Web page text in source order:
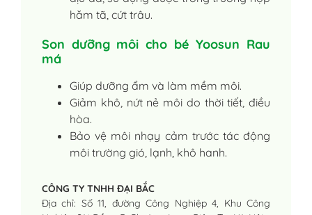
hăm tã, cứt trâu.
Son dưỡng môi cho bé Yoosun Rau
má
Giúp dưỡng ẩm và làm mềm môi.
Giảm khô, nứt nẻ môi do thời tiết, điều
hòa.
Bảo vệ môi nhạy cảm trước tác động
môi trường gió, lạnh, khô hanh.
CÔNG TY TNHH ĐẠI BẮC
Địa chỉ: Số 11, đường Công Nghiệp 4, Khu Công